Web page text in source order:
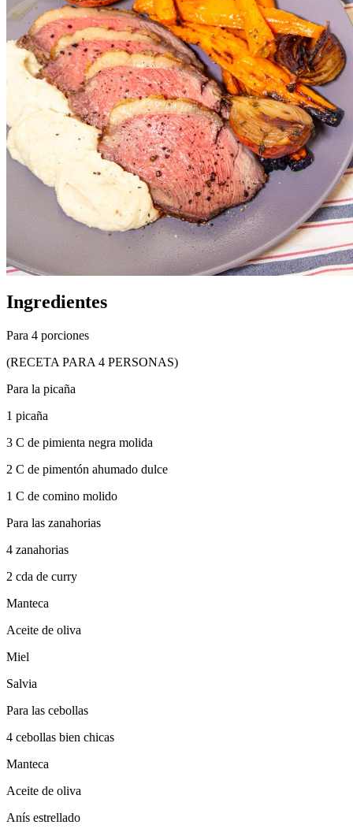
Ingredientes
Para 4 porciones
(RECETA PARA 4 PERSONAS)
Para la picaña
1 picaña
3 C de pimienta negra molida
2 C de pimentón ahumado dulce
1 C de comino molido
Para las zanahorias
4 zanahorias
2 cda de curry
Manteca
Aceite de oliva
Miel
Salvia
Para las cebollas
4 cebollas bien chicas
Manteca
Aceite de oliva
Anís estrellado